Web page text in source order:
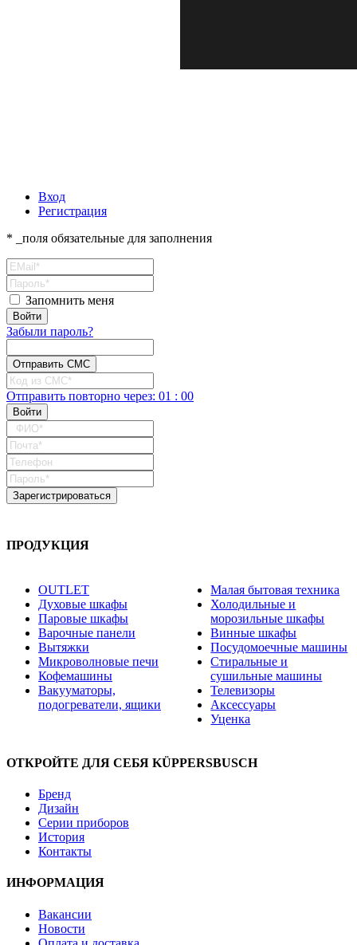
Вход
Регистрация
* _поля обязательные для заполнения
Запомнить меня
Забыли пароль?
Отправить повторно через: 01 : 00
ПРОДУКЦИЯ
OUTLET
Духовые шкафы
Паровые шкафы
Варочные панели
Вытяжки
Микроволновые печи
Кофемашины
Вакууматоры,
подогреватели, ящики
Малая бытовая техника
Холодильные и
морозильные шкафы
Винные шкафы
Посудомоечные машины
Стиральные и
сушильные машины
Телевизоры
Аксессуары
Уценка
ОТКРОЙТЕ ДЛЯ СЕБЯ KÜPPERSBUSCH
Бренд
Дизайн
Серии приборов
История
Контакты
ИНФОРМАЦИЯ
Вакансии
Новости